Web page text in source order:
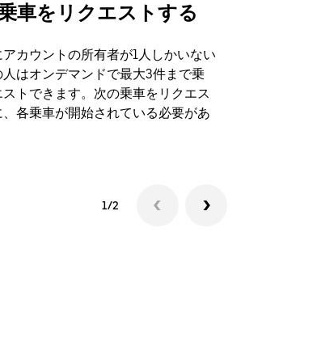
車をリクエストする
カウントの所有者が1人しかいない
はオンデマンドで最大3件まで乗
トできます。次の乗車をリクエス
、各乗車が開始されている必要があ
1/2